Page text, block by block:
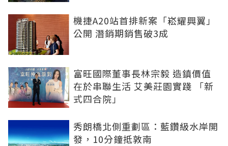
機捷A20站首排新案「崧耀興翼」
公開 潛銷期銷售破3成
富旺國際董事長林宗毅 造鎮價值
在於串聯生活 艾美莊園實踐 「新
式四合院」
秀朗橋北側重劃區：藍鑽級水岸開
發，10分鐘抵敦南